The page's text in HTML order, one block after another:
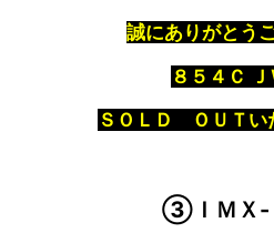
誠にありがとう
８５４Ｃ
ＳＯＬＤ ＯＵＴい
③ＩＭＸ-